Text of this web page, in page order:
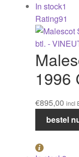
In stock1
Rating91
1996
€895,00 incl
Malescot
Saint
1996
bestel